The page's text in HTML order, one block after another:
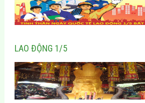
LAO ĐỘNG 1/5